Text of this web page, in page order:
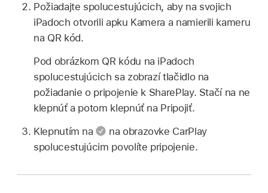
Požiadajte spolucestujúcich, aby na svojich
iPadoch otvorili apku Kamera a namierili kameru
na QR kód.
Pod obrázkom QR kódu na iPadoch
spolucestujúcich sa zobrazí tlačidlo na
požiadanie o pripojenie k SharePlay. Stačí na ne
klepnúť a potom klepnúť na Pripojiť.
Klepnutím na
na obrazovke CarPlay
spolucestujúcim povolíte pripojenie.